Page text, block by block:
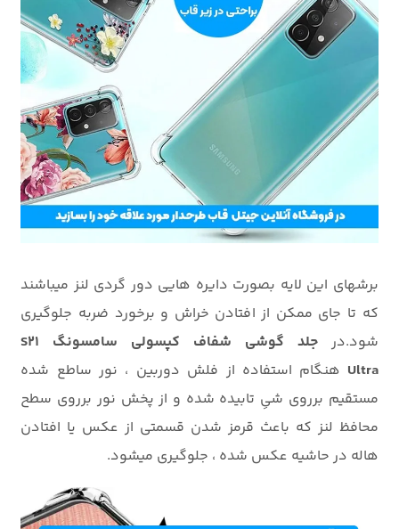
برشهای این لایه بصورت دایره هایی دور گردی لنز میباشند
که تا جای ممکن از افتادن خراش و برخورد ضربه جلوگیری
شود.در
جلد گوشی شفاف کپسولی سامسونگ S21
Ultra هنگام استفاده از فلش دوربین ، نور ساطع شده
مستقیم برروی شیِ تابیده شده و از پخش نور برروی سطح
محافظ لنز که باعث قرمز شدن قسمتی از عکس یا افتادن
هاله در حاشیه عکس شده ، جلوگیری میشود.